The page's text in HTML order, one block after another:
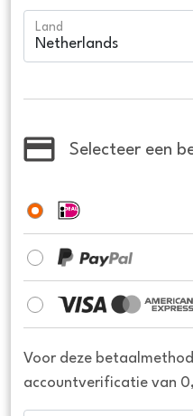
Land
Selecteer een
Voor deze
accountverificatie van